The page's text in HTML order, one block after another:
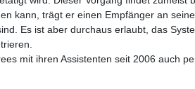
kann, trägt er einen Empfänger an
Es ist aber durchaus erlaubt, das
mit ihren Assistenten seit 2006 auch